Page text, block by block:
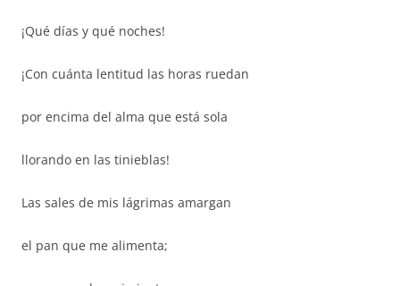
¡Qué días y qué noches!
¡Con cuánta lentitud las horas ruedan
por encima del alma que está sola
llorando en las tinieblas!
Las sales de mis lágrimas amargan
el pan que me alimenta;